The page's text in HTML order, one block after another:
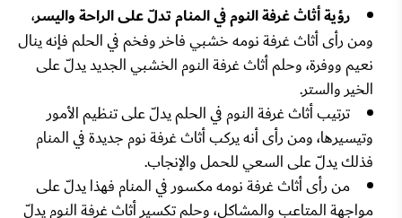
رؤية أثاث غرفة النوم في المنام تدلّ على الراحة واليسر،
ومن رأى أثاث غرفة نومه خشبي فاخر وفخم في الحلم فإنه ينال
نعيم ووفرة، وحلم أثاث غرفة النوم الخشبي الجديد يدلّ على
الخير والستر.
ترتيب أثاث غرفة النوم في الحلم يدلّ على تنظيم الأمور
وتيسيرها، ومن رأى أنه يركب أثاث غرفة نوم جديدة في المنام
فذلك يدلّ على السعي للحمل والإنجاب.
من رأى أثاث غرفة نومه مكسور في المنام فهذا يدلّ على
مواجهة المتاعب والمشاكل، وحلم تكسير أثاث غرفة النوم يدلّ